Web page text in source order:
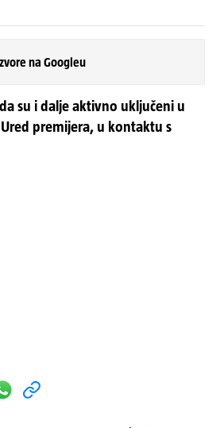
na Googleu
su i dalje aktivno uključeni u
premijera, u kontaktu s